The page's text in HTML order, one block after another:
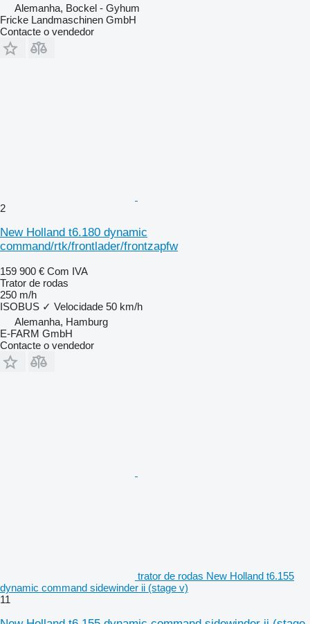
Alemanha, Bockel - Gyhum
Fricke Landmaschinen GmbH
Contacte o vendedor
2
New Holland t6.180 dynamic
command/rtk/frontlader/frontzapfw
159 900 € Com IVA
Trator de rodas
250 m/h
ISOBUS ✓ Velocidade 50 km/h
Alemanha, Hamburg
E-FARM GmbH
Contacte o vendedor
trator de rodas New Holland t6.155
dynamic command sidewinder ii (stage v)
11